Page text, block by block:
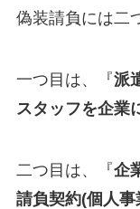
偽装請負には二
一つ目は、『派
スタッフを企業
二つ目は、『企
請負契約(個人